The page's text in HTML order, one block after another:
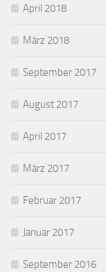
April 2018
März 2018
September 2017
August 2017
April 2017
März 2017
Februar 2017
Januar 2017
September 2016